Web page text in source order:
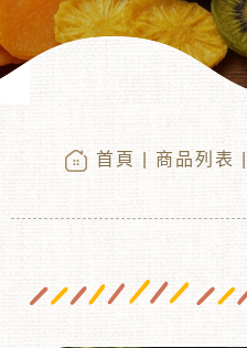
首頁 商品列表